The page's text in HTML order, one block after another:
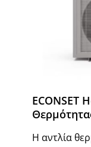
ECONSET
Η αντλία